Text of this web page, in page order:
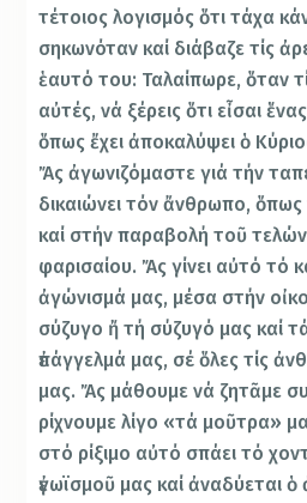
τέτοιος λογισμός ὅτι τάχα
σηκωνόταν καί διάβαζε τίς
ἑαυτό του: Ταλαίπωρε, ὅταν
αὐτές, νά ξέρεις ὅτι εἶσαι
ὅπως ἔχει ἀποκαλύψει ὁ
Ἄς ἀγωνιζόμαστε γιά τήν
δικαιώνει τόν ἄνθρωπο, ὅπως
καί στήν παραβολή τοῦ
φαρισαίου. Ἄς γίνει αὐτό τό
ἀγώνισμά μας, μέσα στήν
σύζυγο ἤ τή σύζυγό μας καί
ἐπάγγελμά μας, σέ ὅλες τίς
μας. Ἄς μάθουμε νά ζητᾶμε
ρίχνουμε λίγο «τά μοῦτρα»
στό ρίξιμο αὐτό σπάει τό
ἐγωϊσμοῦ μας καί ἀναδύεται ὁ